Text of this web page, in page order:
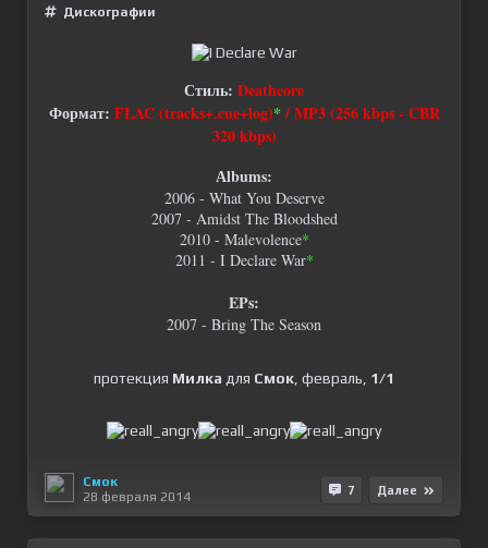
Дискографии
Стиль: Deathcore
Формат: FLAC (tracks+.cue+log)*/ MP3 (256 kbps - CBR
320 kbps)
Аlbums:
2006 - What You Deserve
2007 - Amidst The Bloodshed
2010 - Malevolence*
2011 - I Declare War*
EPs:
2007 - Bring The Season
протекция Милка для Смок , февраль, 1/1
Смок
28 февраля 2014
7 Далее